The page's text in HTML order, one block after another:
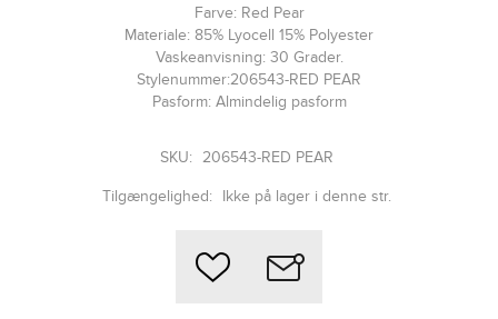
Farve: Red Pear
Materiale: 85% Lyocell 15% Polyester
Vaskeanvisning: 30 Grader.
Stylenummer:206543-RED PEAR
Pasform: Almindelig pasform
SKU: 206543-RED PEAR
Tilgængelighed: Ikke på lager i denne str.